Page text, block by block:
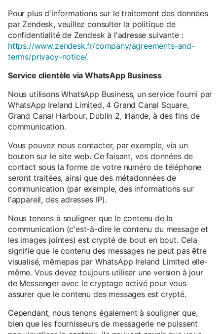
Pour plus d'informations sur le traitement des données
par Zendesk, veuillez consulter la politique de
confidentialité de Zendesk à l'adresse suivante :
https://www.zendesk.fr/company/agreements-and-
terms/privacy-notice/.
Service clientèle via WhatsApp Business
Nous utilisons WhatsApp Business, un service fourni par
WhatsApp Ireland Limited, 4 Grand Canal Square,
Grand Canal Harbour, Dublin 2, Irlande, à des fins de
communication.
Vous pouvez nous contacter, par exemple, via un
bouton sur le site web. Ce faisant, vos données de
contact sous la forme de votre numéro de téléphone
seront traitées, ainsi que des métadonnées de
communication (par exemple, des informations sur
l'appareil, des adresses IP).
Nous tenons à souligner que le contenu de la
communication (c'est-à-dire le contenu du message et
les images jointes) est crypté de bout en bout. Cela
signifie que le contenu des messages ne peut pas être
visualisé, mêmepas par WhatsApp Ireland Limited elle-
même. Vous devez toujours utiliser une version à jour
de Messenger avec le cryptage activé pour vous
assurer que le contenu des messages est crypté.
Cependant, nous tenons également à souligner que,
bien que les fournisseurs de messagerie ne puissent